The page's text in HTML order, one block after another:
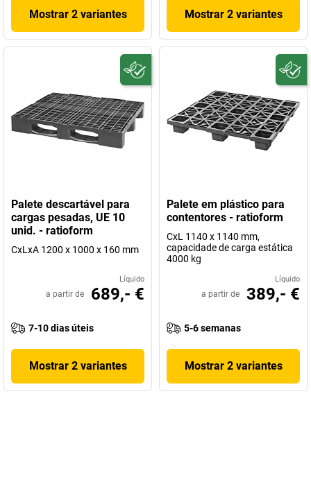
Mostrar 2 variantes Mostrar 2 variantes
Palete descartável para
cargas pesadas, UE 10
unid. - ratioform
CxLxA 1200 x 1000 x 160 mm
Líquido
a partir de 689,- €
7-10 dias úteis
Mostrar 2 variantes
Palete em plástico para
contentores - ratioform
CxL 1140 x 1140 mm,
capacidade de carga estática
4000 kg
Líquido
a partir de 389,- €
5-6 semanas
Mostrar 2 variantes